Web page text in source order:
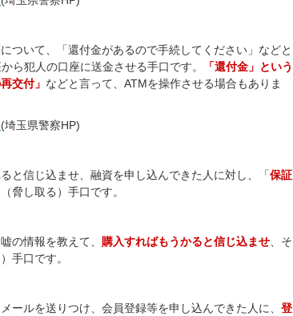
ついて、「還付金があるので手続してください」などと
ら犯人の口座に送金させる手口です。
「還付金」という
交付」 などと言って、ATMを操作させる場合もありま
(埼玉県警察HP)
と信じ込ませ、融資を申し込んできた人に対し、「保証
脅し取る）手口です。
の情報を教えて、
購入すればもうかると信じ込ませ 、そ
手口です。
ールを送りつけ、会員登録等を申し込んできた人に、 登